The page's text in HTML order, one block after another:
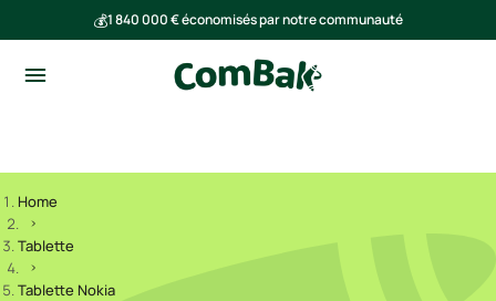
💰1 840 000 € économisés par notre communauté
Home
Tablette
Tablette Nokia